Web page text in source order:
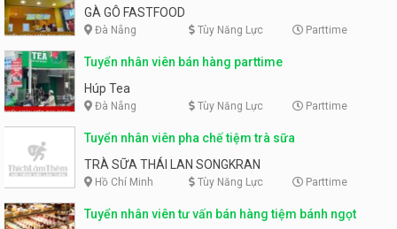
GÀ GÔ FASTFOOD
Đà Nẵng Tùy Năng Lực Parttime
Tuyển nhân viên bán hàng parttime
Húp Tea
Đà Nẵng Tùy Năng Lực Parttime
Tuyển nhân viên pha chế tiệm trà sữa
TRÀ SỮA THÁI LAN SONGKRAN
Hồ Chí Minh Tùy Năng Lực Parttime
Tuyển nhân viên tư vấn bán hàng tiệm bánh ngọt